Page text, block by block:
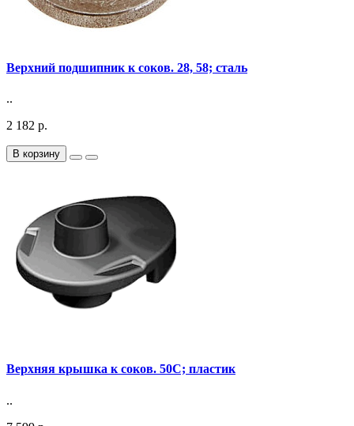
Верхний подшипник к соков. 28, 58; сталь
..
2 182 р.
В корзину
Верхняя крышка к соков. 50C; пластик
..